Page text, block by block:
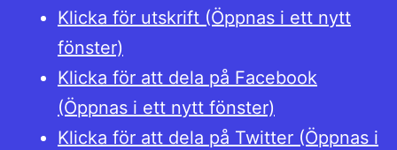
Klicka för utskrift (Öppnas i ett nytt
fönster)
Klicka för att dela på Facebook
(Öppnas i ett nytt fönster)
Klicka för att dela på Twitter (Öppnas i